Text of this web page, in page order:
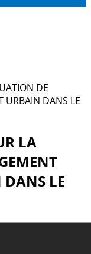
DE
URBAIN DANS LE
LA
DANS LE